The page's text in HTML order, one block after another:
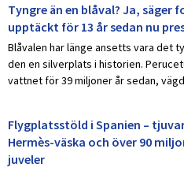
Tyngre än en blåval? Ja, säger
upptäckt för 13 år sedan nu
Blåvalen har länge ansetts vara det
den en silverplats i historien.
vattnet för 39 miljoner år sedan,
Flygplatsstöld i Spanien –
Hermès-väska och över 90
juveler